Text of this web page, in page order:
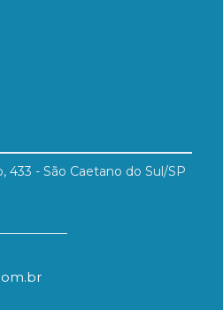
433 - São Caetano do Sul/SP